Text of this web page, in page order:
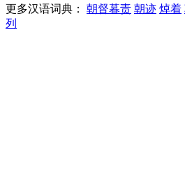
更多汉语词典： 朝督暮责 朝迹 焯着
列